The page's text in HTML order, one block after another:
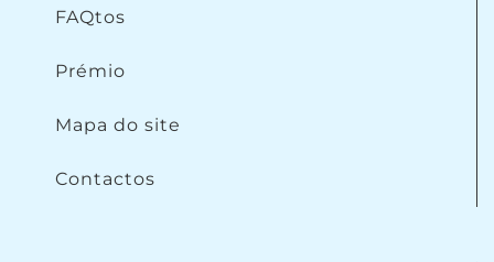
FAQtos
Prémio
Mapa do site
Contactos